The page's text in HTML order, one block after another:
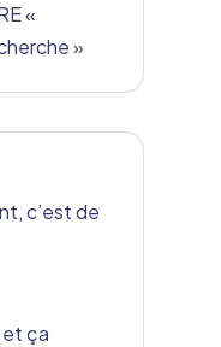
«
»
c’est de
et ça